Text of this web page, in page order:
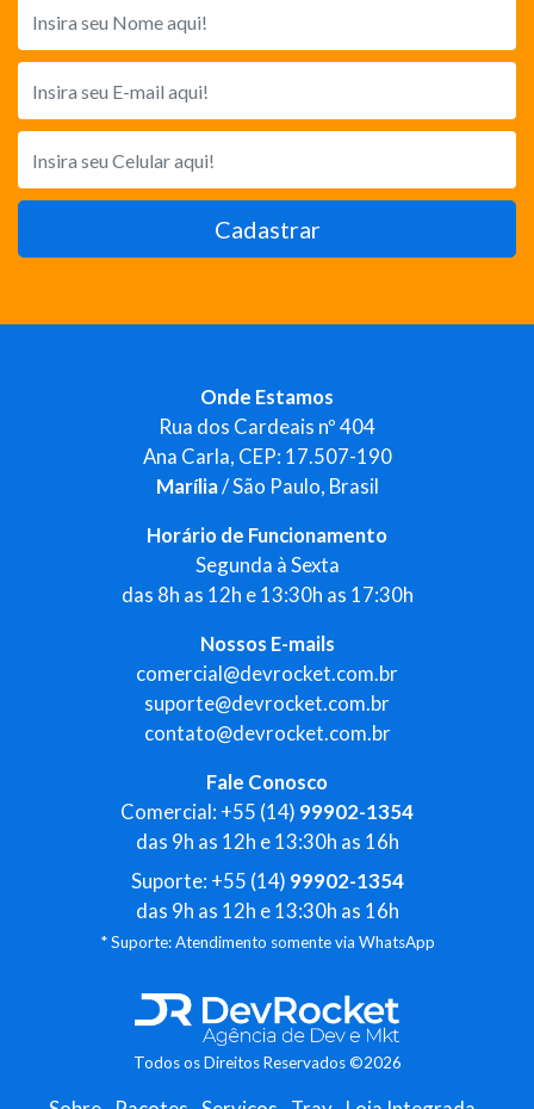
Cadastrar
Onde Estamos
Rua dos Cardeais nº 404
Ana Carla, CEP: 17.507-190
Marília/ São Paulo, Brasil
Horário de Funcionamento
Segunda à Sexta
das 8h as 12h e 13:30h as 17:30h
Nossos E-mails
comercial@devrocket.com.br
suporte@devrocket.com.br
contato@devrocket.com.br
Fale Conosco
Comercial: +55 (14) 99902-1354
das 9h as 12h e 13:30h as 16h
Suporte: +55 (14) 99902-1354
das 9h as 12h e 13:30h as 16h
* Suporte: Atendimento somente via WhatsApp
Todos os Direitos Reservados ©2026